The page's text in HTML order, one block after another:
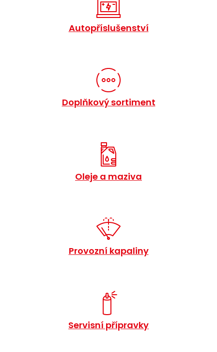
Autopříslušenství
Doplňkový sortiment
Oleje a maziva
Provozní kapaliny
Servisní přípravky